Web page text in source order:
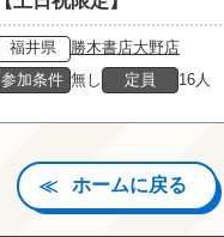
福井県
勝木書店大野店
参加条件 無し 定員 16人
ホームに戻る